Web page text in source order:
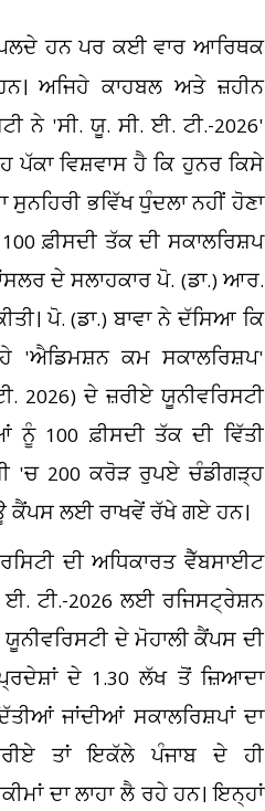
ਹਨ ਪਰ ਕਈ ਵਾਰ ਆਰਿਥਕ
ਅਜਿਹੇ ਕਾਹਬਲ ਅਤੇ ਜ਼ਹੀਨ
ਨੇ 'ਸੀ. ਯੂ. ਸੀ. ਈ. ਟੀ.-2026'
ਵਿਸ਼ਵਾਸ ਹੈ ਕਿ ਹੁਨਰ ਕਿਸੇ
ਭਵਿੱਖ ਧੁੰਦਲਾ ਨਹੀਂ ਹੋਣਾ
ਫ਼ੀਸਦੀ ਤੱਕ ਦੀ ਸਕਾਲਰਿਸ਼ਪ
ਦੇ ਸਲਾਹਕਾਰ ਪੋ. (ਡਾ.) ਆਰ.
ਪੋ. (ਡਾ.) ਬਾਵਾ ਨੇ ਦੱਸਿਆ ਕਿ
'ਐਡਿਮਸ਼ਨ ਕਮ ਸਕਾਲਰਿਸ਼ਪ'
2026) ਦੇ ਜ਼ਰੀਏ ਯੂਨੀਵਰਿਸਟੀ
100 ਫ਼ੀਸਦੀ ਤੱਕ ਦੀ ਵਿੱਤੀ
'ਚ 200 ਕਰੋੜ ਰੁਪਏ ਚੰਡੀਗੜ੍ਹ
ਕੈਂਪਸ ਲਈ ਰਾਖਵੇਂ ਰੱਖੇ ਗਏ ਹਨ।
ਦੀ ਅਧਿਕਾਰਤ ਵੈੱਬਸਾਈਟ
ਈ. ਟੀ.-2026 ਲਈ ਰਜਿਸਟ੍ਰੇਸ਼ਨ
ਦੇ ਮੋਹਾਲੀ ਕੈਂਪਸ ਦੀ
ਦੇ 1.30 ਲੱਖ ਤੋਂ ਜ਼ਿਆਦਾ
ਜਾਂਦੀਆਂ ਸਕਾਲਰਿਸ਼ਪਾਂ ਦਾ
ਤਾਂ ਇਕੱਲੇ ਪੰਜਾਬ ਦੇ ਹੀ
ਦਾ ਲਾਹਾ ਲੈ ਰਹੇ ਹਨ। ਇਨ੍ਹਾਂ